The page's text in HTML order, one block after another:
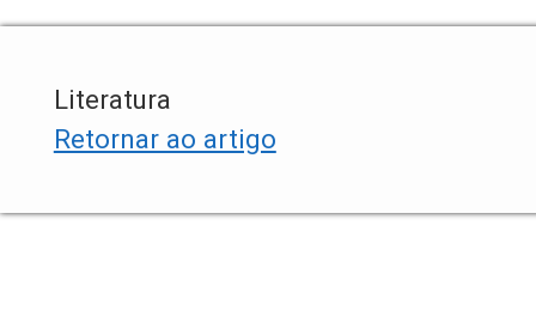
Literatura
Retornar ao artigo